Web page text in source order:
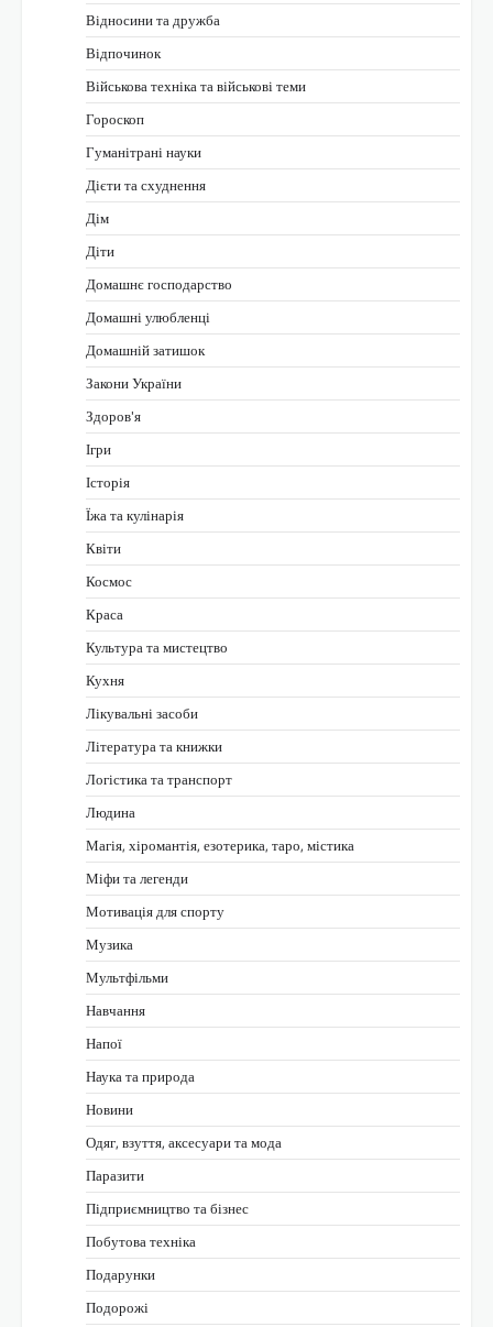
Відносини та дружба
Відпочинок
Військова техніка та військові теми
Гороскоп
Гуманітрані науки
Дієти та схуднення
Дім
Діти
Домашнє господарство
Домашні улюбленці
Домашній затишок
Закони України
Здоров'я
Ігри
Історія
Їжа та кулінарія
Квіти
Космос
Краса
Культура та мистецтво
Кухня
Лікувальні засоби
Література та книжки
Логістика та транспорт
Людина
Магія, хіромантія, езотерика, таро, містика
Міфи та легенди
Мотивація для спорту
Музика
Мультфільми
Навчання
Напої
Наука та природа
Новини
Одяг, взуття, аксесуари та мода
Паразити
Підприємництво та бізнес
Побутова техніка
Подарунки
Подорожі